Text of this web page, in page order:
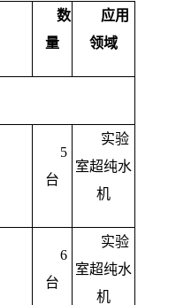
数
量
应用
领域
5
台
实验
室超纯水
机
6
台
实验
室超纯水
机